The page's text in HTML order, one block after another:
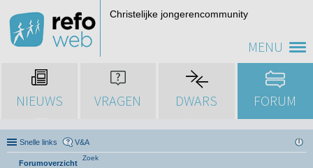
MENU
Christelijke jongerencommunity
NIEUWS VRAGEN DWARS FORUM
Snelle links V&A
Forumoverzicht
Zoek